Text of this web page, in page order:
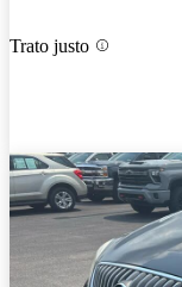
Trato justo